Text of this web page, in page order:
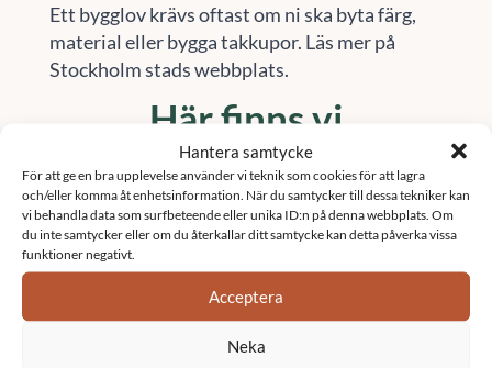
Hantera samtycke
För att ge en bra upplevelse använder vi teknik som cookies för att lagra
och/eller komma åt enhetsinformation. När du samtycker till dessa tekniker kan
vi behandla data som surfbeteende eller unika ID:n på denna webbplats. Om
du inte samtycker eller om du återkallar ditt samtycke kan detta påverka vissa
funktioner negativt.
Acceptera
Neka
Ett bygglov krävs oftast om ni ska byta färg,
material eller bygga takkupor. Läs mer på
Stockholm stads webbplats.
Här finns vi
Vi är verksamma i stora delar av Sverige.
Besök vår sidaorterför att se om vi finns i ditt
område
Kontakta oss
Namn*